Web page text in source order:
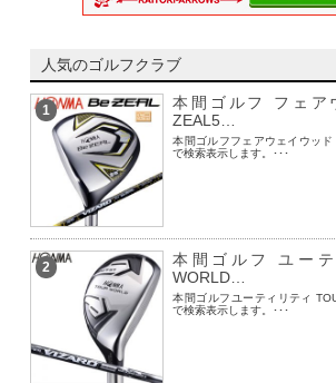
人気のゴルフクラブ
1
本間ゴルフ フェア
ZEAL5…
本間ゴルフフェアウェイウッ
で検索表示します。･･･
2
本間ゴルフ ユー
WORLD…
本間ゴルフユーティリティ
で検索表示します。･･･